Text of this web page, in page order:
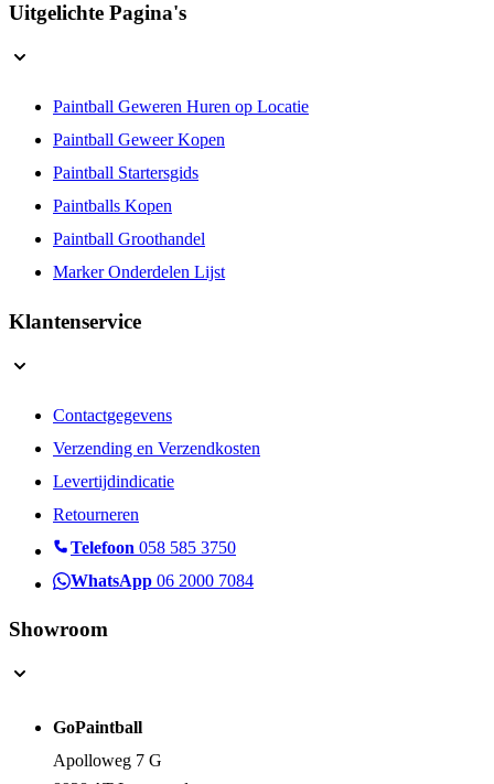
Uitgelichte Pagina's
Paintball Geweren Huren op Locatie
Paintball Geweer Kopen
Paintball Startersgids
Paintballs Kopen
Paintball Groothandel
Marker Onderdelen Lijst
Klantenservice
Contactgegevens
Verzending en Verzendkosten
Levertijdindicatie
Retourneren
Telefoon 058 585 3750
WhatsApp 06 2000 7084
Showroom
GoPaintball
Apolloweg 7 G